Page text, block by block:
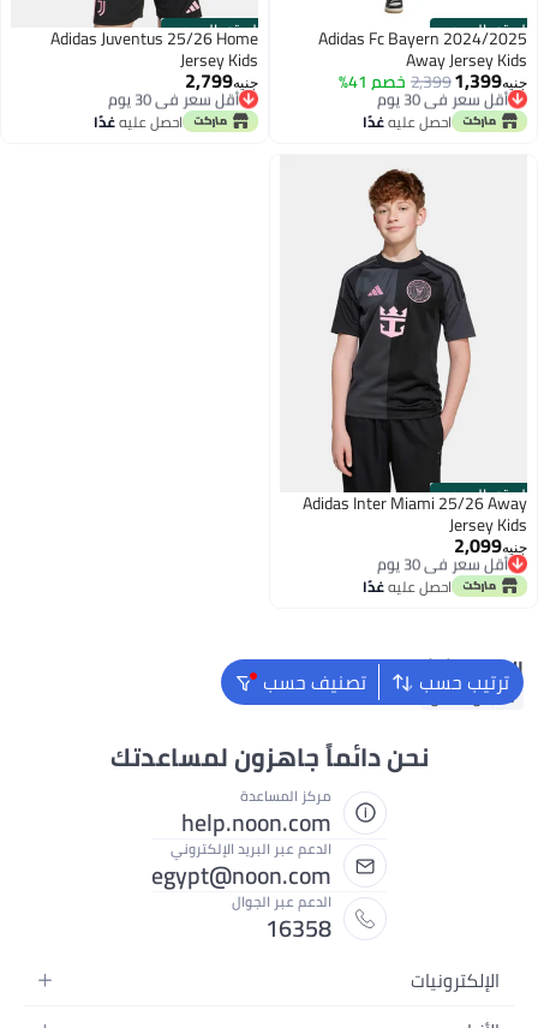
الستور الرسمي
Adidas Fc Bayern 2024/2025
Away Jersey Kids
جنيه1,399
2,399خصم 41% أقل سعر في 30 يوم
توصيل مجاني
أقل سعر في 30 يوماحصل عليهغدًا
الستور الرسمي
Adidas Juventus 25/26 Home
Jersey Kids
جنيه2,799
أقل سعر في 30 يوم
توصيل مجاني
أقل سعر في 30 يوماحصل عليهغدًا
الستور الرسمي
Adidas Inter Miami 25/26 Away
Jersey Kids
جنيه2,099
أقل سعر في 30 يوم
توصيل مجاني
أقل سعر في 30 يوماحصل عليهغدًا
ترتيب حسب تصنيف حسب البحث الشائع
ملابس اطفال
نحن دائماً جاهزون لمساعدتك
مركز المساعدة
help.noon.com
الدعم عبر البريد الإلكتروني
egypt@noon.com
الدعم عبر الجوال
16358
الإلكترونيات